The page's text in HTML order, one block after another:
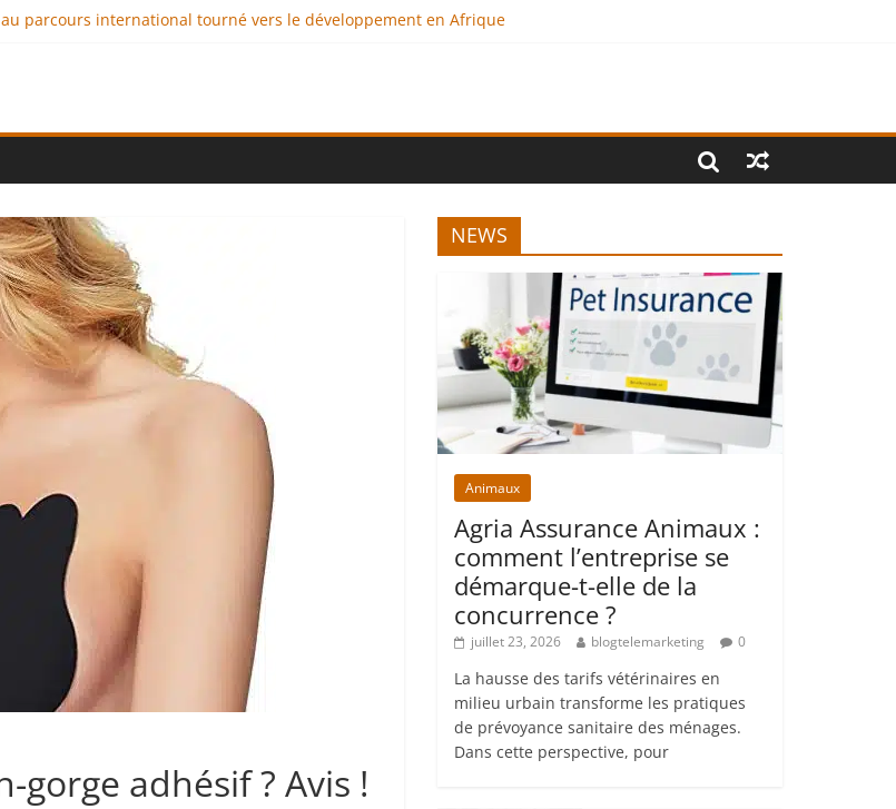
parcours international tourné vers le développement en Afrique
de l’indépendance financière
comme moteur de coopération internationale
adhésif ? Avis !
NEWS
Animaux
Agria Assurance Animaux :
comment l’entreprise se
démarque-t-elle de la
concurrence ?
juillet 23, 2026 blogtelemarketing 0
La hausse des tarifs vétérinaires en
milieu urbain transforme les pratiques
de prévoyance sanitaire des ménages.
Dans cette perspective, pour